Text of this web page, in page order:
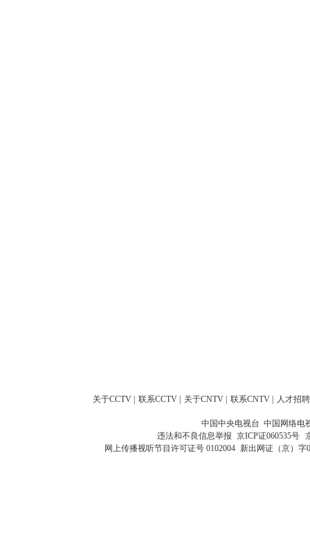
关于CCTV 联系CCTV 关于CNTV 联系CNTV 人才招聘
中国中央电视台 中国网络电
违法和不良信息举报 京ICP证060535号
网上传播视听节目许可证号 0102004 新出网证（京）